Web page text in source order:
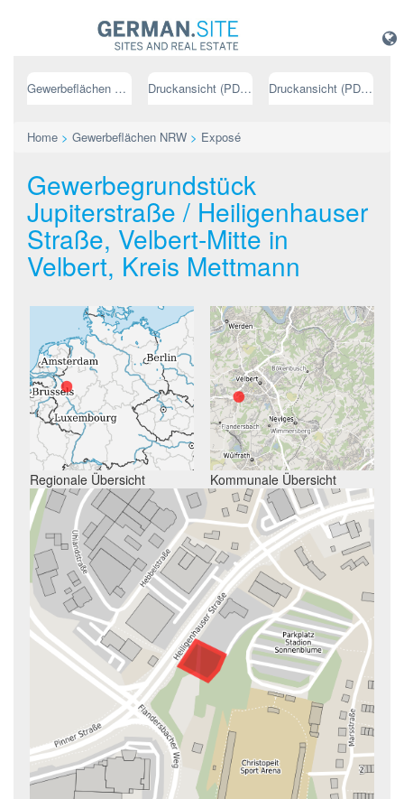
Gewerbeflächen NRW Druckansicht (PDF) // deutsch Druckansicht (PDF) // englisch
Home > Gewerbeflächen NRW > Exposé
Gewerbegrundstück
Jupiterstraße / Heiligenhauser
Straße, Velbert-Mitte in
Velbert, Kreis Mettmann
Regionale Übersicht Kommunale Übersicht